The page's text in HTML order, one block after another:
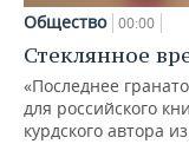
Общество 00:00
Стеклянное
«Последнее
для российского
курдского автора